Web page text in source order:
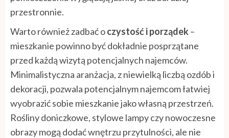
przestronnie.
Warto również zadbać oczystość i porządek–
mieszkanie powinno być dokładnie posprzątane
przed każdą wizytą potencjalnych najemców.
Minimalistyczna aranżacja, z niewielką liczbą ozdób i
dekoracji, pozwala potencjalnym najemcom łatwiej
wyobrazić sobie mieszkanie jako własną przestrzeń.
Rośliny doniczkowe, stylowe lampy czy nowoczesne
obrazy mogą dodać wnętrzu przytulności, ale nie